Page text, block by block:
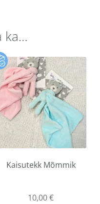
ka…
Kaisutekk Mõmmik
10,00€